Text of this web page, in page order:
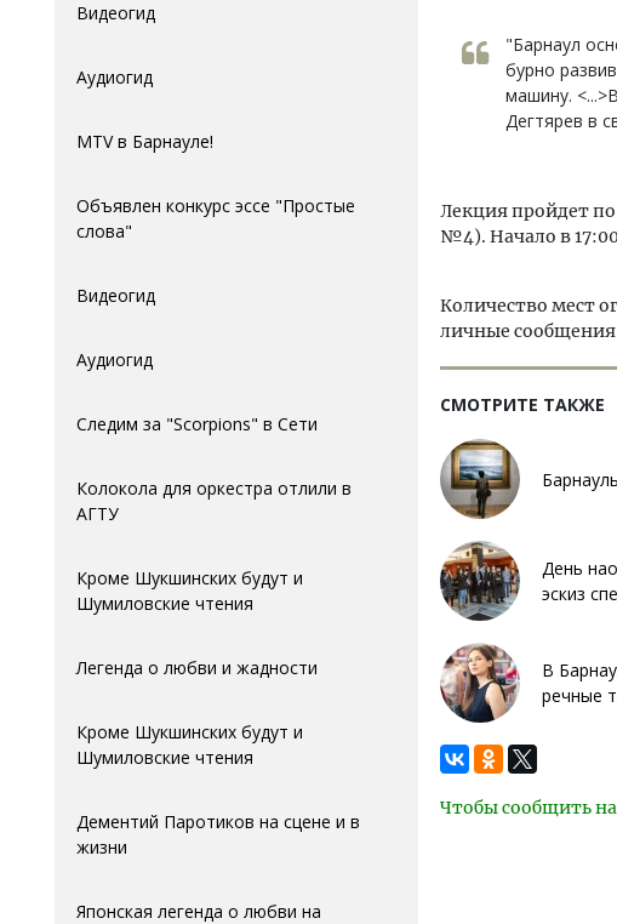
Видеогид
Аудиогид
MTV в Барнауле!
Объявлен конкурс эссе "Простые
слова"
Видеогид
Аудиогид
Следим за "Scorpions" в Сети
Колокола для оркестра отлили в
АГTУ
Кроме Шукшинских будут и
Шумиловские чтения
Легенда о любви и жадности
Кроме Шукшинских будут и
Шумиловские чтения
Дементий Паротиков на сцене и в
жизни
Японская легенда о любви на
"Барнаул
бурно
машину.
Дегтярев в
Лекция пройдет по
№4). Начало в
Количество мест
личные сообщения
СМОТРИТЕ ТАКЖЕ
День
эскиз
В
речные
Чтобы сообщить